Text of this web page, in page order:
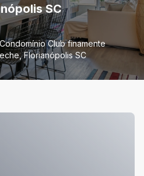
SC
Club finamente
Florianópolis SC